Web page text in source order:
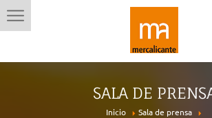
SALA DE
Inicio
Sala de prensa